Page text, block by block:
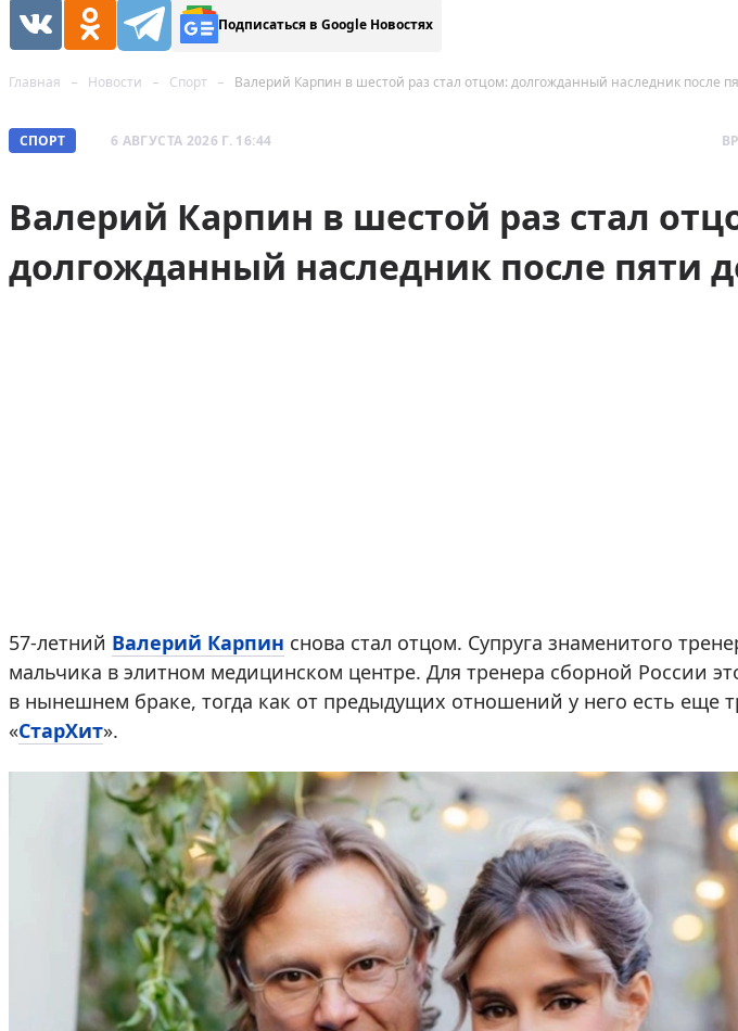
Подписаться в Google Новостях
Главная Новости Спорт Валерий Карпин в шестой раз стал отцом: долгожданный наследник после
СПОРТ 6 АВГУСТА 2026 Г. 16:44
Валерий Карпин в шестой раз стал
долгожданный наследник после пяти
57-летний Валерий Карпин снова стал отцом. Супруга знаменитого
мальчика в элитном медицинском центре. Для тренера сборной России
в нынешнем браке, тогда как от предыдущих отношений у него есть еще
«СтарХит».